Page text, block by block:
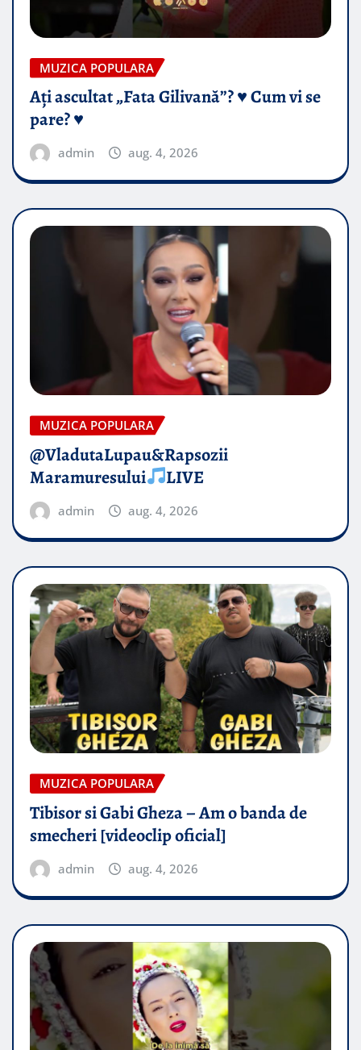
MUZICA POPULARA
Ați ascultat „Fata Gilivană”? ♥️ Cum vi se
pare? ♥️
admin aug. 4, 2026
MUZICA POPULARA
@VladutaLupau&Rapsozii
Maramuresului
LIVE
admin aug. 4, 2026
MUZICA POPULARA
Tibisor si Gabi Gheza – Am o banda de
smecheri [videoclip oficial]
admin aug. 4, 2026